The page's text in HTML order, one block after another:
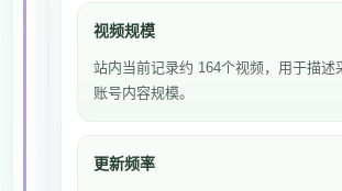
视频规模
站内当前记录约 164个视频，用于描述
账号内容规模。
更新频率